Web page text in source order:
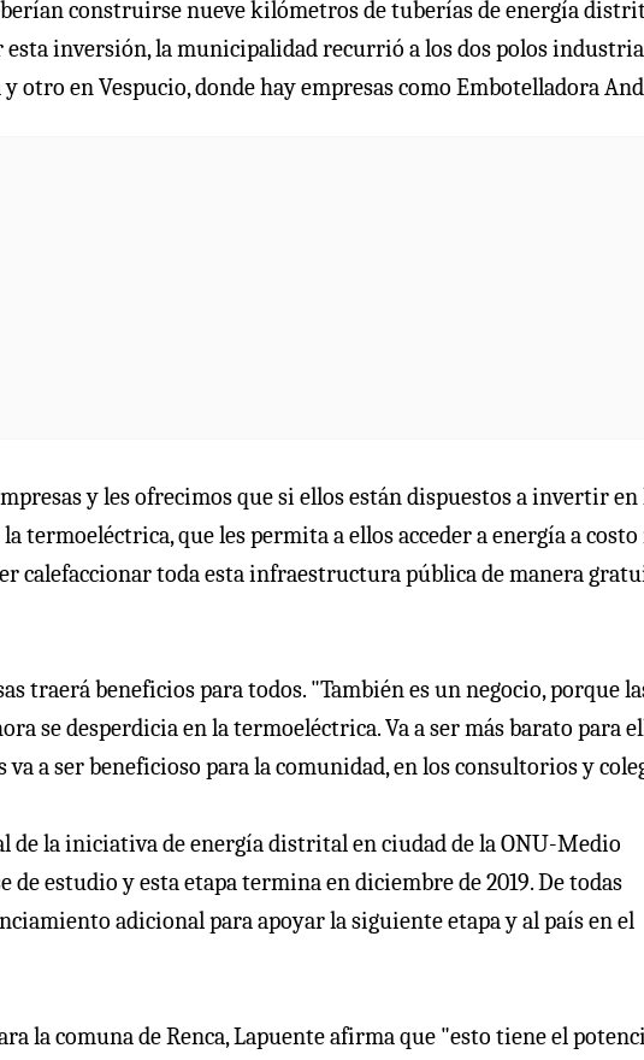
construirse nueve kilómetros de tuberías de energía
inversión, la municipalidad recurrió a los dos polos
otro en Vespucio, donde hay empresas como Embotelladora
y les ofrecimos que si ellos están dispuestos a invertir en
termoeléctrica, que les permita a ellos acceder a energía a costo
calefaccionar toda esta infraestructura pública de manera
traerá beneficios para todos. "También es un negocio, porque
se desperdicia en la termoeléctrica. Va a ser más barato para
a ser beneficioso para la comunidad, en los consultorios y
de la iniciativa de energía distrital en ciudad de la ONU-Medio
de estudio y esta etapa termina en diciembre de 2019. De todas
adicional para apoyar la siguiente etapa y al país en el
la comuna de Renca, Lapuente afirma que "esto tiene el